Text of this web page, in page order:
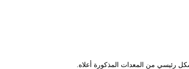
رئيسي من المعدات المذكورة أعلاه.